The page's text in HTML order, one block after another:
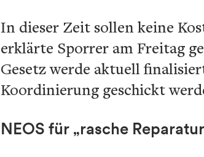
In dieser Zeit sollen keine
erklärte Sporrer am Freitag
Gesetz werde aktuell
Koordinierung geschickt
NEOS für „rasche